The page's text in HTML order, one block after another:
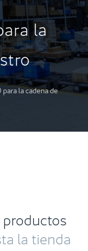
la
la cadena de
la tienda